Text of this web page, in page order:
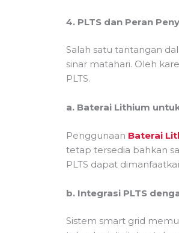
4. PLTS dan Peran
Salah satu tantangan
sinar matahari. Oleh
PLTS.
a. Baterai Lithium
Penggunaan Baterai
tetap tersedia bahkan
PLTS dapat
b. Integrasi PLTS
Sistem smart grid